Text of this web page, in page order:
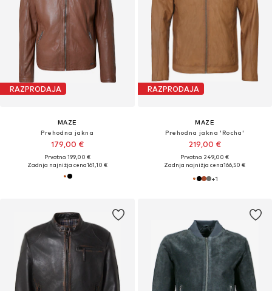
RAZPRODAJA
MAZE
Prehodna jakna
179,00 €
Prvotno: 199,00 €
Zadnja najnižja cena161,10 €
RAZPRODAJA
MAZE
Prehodna jakna 'Rocha'
219,00 €
Prvotno: 249,00 €
Zadnja najnižja cena166,50 €
+1